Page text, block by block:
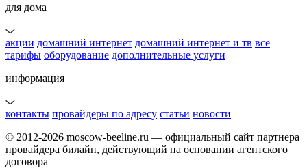
для дома
акции домашний интернет домашний интернет и тв все
тарифы оборудование дополнительные услуги
информация
контакты провайдеры по адресу статьи новости
© 2012-2026 moscow-beeline.ru — официальный сайт партнера
провайдера билайн, действующий на основании агентского
договора